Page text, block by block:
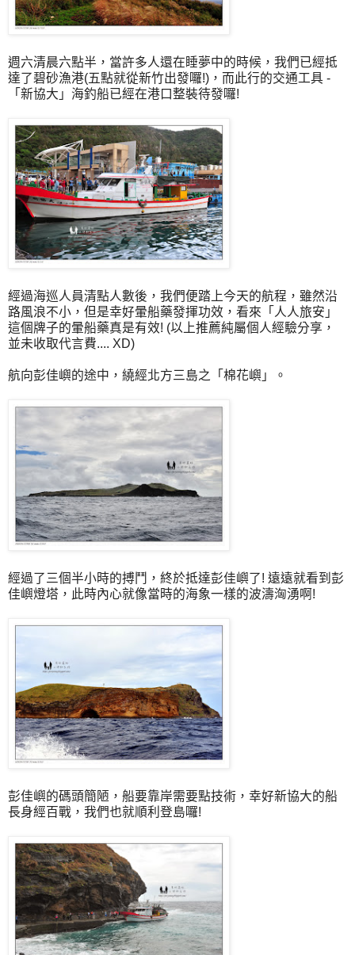
週六清晨六點半，當許多人還在睡夢中的時候，我們已經抵
達了碧砂漁港(五點就從新竹出發囉!)，而此行的交通工具 -
「新協大」海釣船已經在港口整裝待發囉!
經過海巡人員清點人數後，我們便踏上今天的航程，雖然沿
路風浪不小，但是幸好暈船藥發揮功效，看來「人人旅安」
這個牌子的暈船藥真是有效! (以上推薦純屬個人經驗分享，
並未收取代言費.... XD)
航向彭佳嶼的途中，繞經北方三島之「棉花嶼」。
經過了三個半小時的搏鬥，終於抵達彭佳嶼了! 遠遠就看到彭
佳嶼燈塔，此時內心就像當時的海象一樣的波濤洶湧啊!
彭佳嶼的碼頭簡陋，船要靠岸需要點技術，幸好新協大的船
長身經百戰，我們也就順利登島囉!